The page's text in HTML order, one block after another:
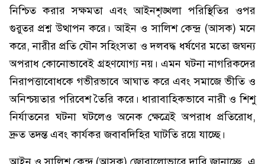
নিশ্চিত করার সক্ষমতা এবং আইনশৃঙ্খলা পরিস্থিতির ওপর
গুরুতর প্রশ্ন উত্থাপন করে। আইন ও সালিশ কেন্দ্র (আসক) মনে
করে, নারীর প্রতি যৌন সহিংসতা ও দলবদ্ধ ধর্ষণের মতো জঘন্য
অপরাধ কোনোভাবেই গ্রহণযোগ্য নয়। এমন ঘটনা নাগরিকদের
নিরাপত্তাবোধকে গভীরভাবে আঘাত করে এবং সমাজে ভীতি ও
অনিশ্চয়তার পরিবেশ তৈরি করে। ধারাবাহিকভাবে নারী ও শিশু
নির্যাতনের ঘটনা ঘটলেও অনেক ক্ষেত্রেই অপরাধ প্রতিরোধ,
দ্রুত তদন্ত এবং কার্যকর জবাবদিহির ঘাটতি রয়ে যাচ্ছে।